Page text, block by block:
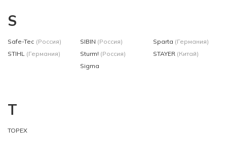
S
Safe-Tec (Россия)
STIHL (Германия)
SIBIN (Россия)
Sturm! (Россия)
Sigma
Sparta (Германия)
STAYER (Китай)
T
TOPEX